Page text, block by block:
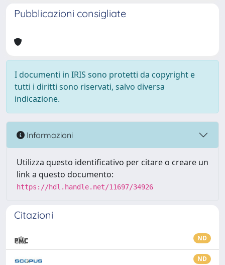
Pubblicazioni consigliate
I documenti in IRIS sono protetti da copyright e
tutti i diritti sono riservati, salvo diversa
indicazione.
Informazioni
Utilizza questo identificativo per citare o creare un
link a questo documento:
https://hdl.handle.net/11697/34926
Citazioni
ND
ND